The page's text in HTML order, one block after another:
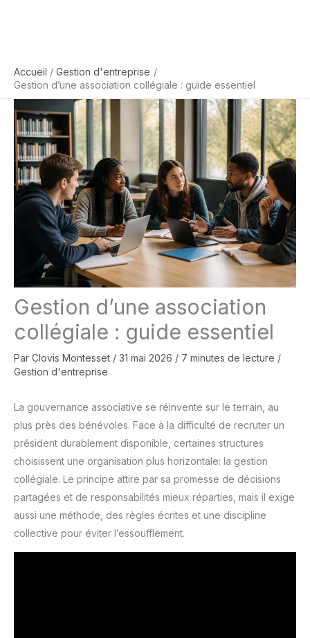
Accueil
Gestion d'entreprise
Gestion d’une association collégiale : guide essentiel
Gestion d’une association
collégiale : guide essentiel
Par Clovis Montesset / 31 mai 2026 / 7 minutes de lecture /
Gestion d'entreprise
La gouvernance associative se réinvente sur le terrain, au
plus près des bénévoles. Face à la difficulté de recruter un
président durablement disponible, certaines structures
choisissent une organisation plus horizontale: la gestion
collégiale. Le principe attire par sa promesse de décisions
partagées et de responsabilités mieux réparties, mais il exige
aussi une méthode, des règles écrites et une discipline
collective pour éviter l’essoufflement.